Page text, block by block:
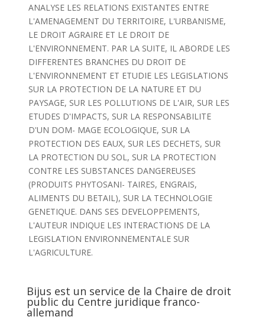
ANALYSE LES RELATIONS EXISTANTES ENTRE
L'AMENAGEMENT DU TERRITOIRE, L'URBANISME,
LE DROIT AGRAIRE ET LE DROIT DE
L'ENVIRONNEMENT. PAR LA SUITE, IL ABORDE LES
DIFFERENTES BRANCHES DU DROIT DE
L'ENVIRONNEMENT ET ETUDIE LES LEGISLATIONS
SUR LA PROTECTION DE LA NATURE ET DU
PAYSAGE, SUR LES POLLUTIONS DE L'AIR, SUR LES
ETUDES D'IMPACTS, SUR LA RESPONSABILITE
D'UN DOM- MAGE ECOLOGIQUE, SUR LA
PROTECTION DES EAUX, SUR LES DECHETS, SUR
LA PROTECTION DU SOL, SUR LA PROTECTION
CONTRE LES SUBSTANCES DANGEREUSES
(PRODUITS PHYTOSANI- TAIRES, ENGRAIS,
ALIMENTS DU BETAIL), SUR LA TECHNOLOGIE
GENETIQUE. DANS SES DEVELOPPEMENTS,
L'AUTEUR INDIQUE LES INTERACTIONS DE LA
LEGISLATION ENVIRONNEMENTALE SUR
L'AGRICULTURE.
Bijus est un service de la Chaire de droit
public du Centre juridique franco-
allemand